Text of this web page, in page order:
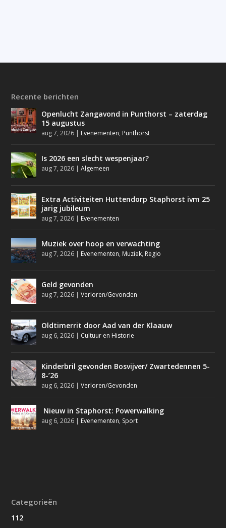
Recente berichten
Openlucht Zangavond in Punthorst – zaterdag
15 augustus
aug 7, 2026 | Evenementen, Punthorst
Is 2026 een slecht wespenjaar?
aug 7, 2026 |Algemeen
Extra Activiteiten Huttendorp Staphorst ivm 25
jarig jubileum
aug 7, 2026 | Evenementen
Muziek over hoop en verwachting
aug 7, 2026 | Evenementen, Muziek, Regio
Geld gevonden
aug 7, 2026 |Verloren/Gevonden
Oldtimerrit door Aad van der Klaauw
aug 6, 2026 | Cultuur en Historie
Kinderbril gevonden Bosvijver/ Zwartedennen 5-
8-’26
aug 6, 2026 |Verloren/Gevonden
Nieuw in Staphorst: Powerwalking
aug 6, 2026 | Evenementen, Sport
Categorieën
112